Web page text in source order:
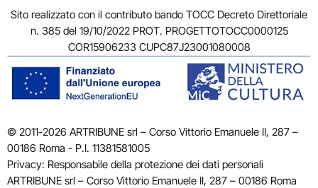
Sito realizzato con il contributo bando TOCC Decreto Direttoriale
n. 385 del 19/10/2022 PROT. PROGETTOTOCC0000125
COR15906233 CUPC87J23001080008
© 2011-2026 ARTRIBUNE srl – Corso Vittorio Emanuele II, 287 –
00186 Roma - P.I. 11381581005
Privacy: Responsabile della protezione dei dati personali
ARTRIBUNE srl – Corso Vittorio Emanuele II, 287 – 00186 Roma